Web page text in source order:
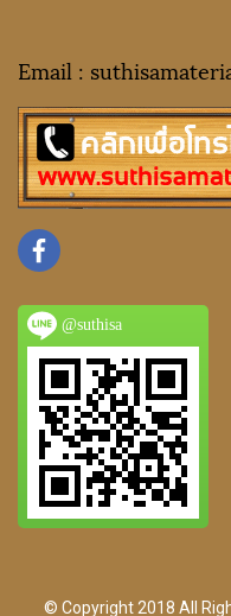
Email :
@suthisa
© Copyright 2018 All